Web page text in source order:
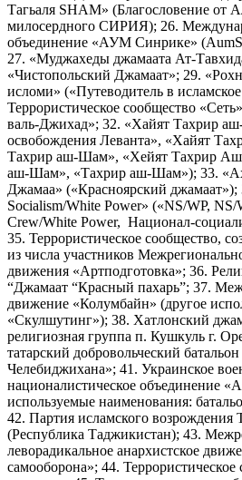
Тагьаля SHAM» (Благословение от
милосердного СИРИЯ); 26.
объединение «АУМ Синрике»
27. «Муджахеды джамаата Ат-
«Чистопольский Джамаат»; 29.
исломи» («Путеводитель в исламское
Террористическое сообщество
валь-Джихад»; 32. «Хайят Тахрир
освобождения Леванта», «Хайят
Тахрир аш-Шам», «Хейят Тахрир
аш-Шам», «Тахрир аш-Шам»); 33.
Джамаа» («Красноярский джамаат»);
Socialism/White Power» («NS/WP, NS/
Crew/White Power, Национал-
35. Террористическое сообщество,
из числа участников
движения «Артподготовка»; 36.
“Джамаат “Красный пахарь”; 37.
движение «Колумбайн» (другое
«Скулшутинг»); 38. Хатлонский
религиозная группа п. Кушкуль г.
татарский добровольческий
Челебиджихана»; 41. Украинское
националистическое объединение
используемые наименования:
42. Партия исламского возрождения
(Республика Таджикистан); 43.
леворадикальное анархистское
самооборона»; 44.